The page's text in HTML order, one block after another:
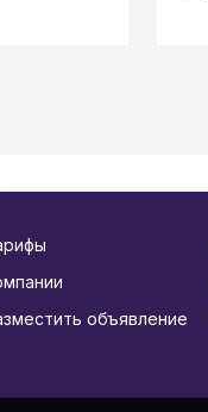
объявление